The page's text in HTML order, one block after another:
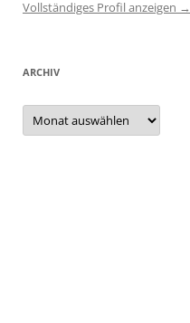
Vollständiges Profil anzeigen →
ARCHIV
Archiv